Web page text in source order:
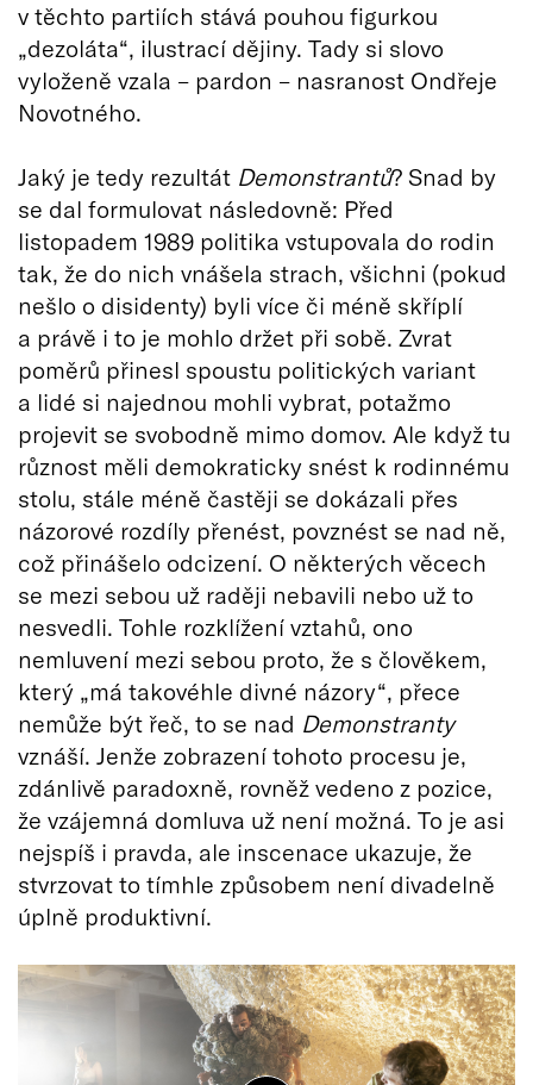
v těchto partiích stává pouhou figurkou
„dezoláta“, ilustrací dějiny. Tady si slovo
vyloženě vzala – pardon – nasranost Ondřeje
Novotného.
Jaký je tedy rezultát Demonstrantů? Snad by
se dal formulovat následovně: Před
listopadem 1989 politika vstupovala do rodin
tak, že do nich vnášela strach, všichni (pokud
nešlo o disidenty) byli více či méně skříplí
a právě i to je mohlo držet při sobě. Zvrat
poměrů přinesl spoustu politických variant
a lidé si najednou mohli vybrat, potažmo
projevit se svobodně mimo domov. Ale když tu
různost měli demokraticky snést k rodinnému
stolu, stále méně častěji se dokázali přes
názorové rozdíly přenést, povznést se nad ně,
což přinášelo odcizení. O některých věcech
se mezi sebou už raději nebavili nebo už to
nesvedli. Tohle rozklížení vztahů, ono
nemluvení mezi sebou proto, že s člověkem,
který „má takovéhle divné názory“, přece
nemůže být řeč, to se nad Demonstranty
vznáší. Jenže zobrazení tohoto procesu je,
zdánlivě paradoxně, rovněž vedeno z pozice,
že vzájemná domluva už není možná. To je asi
nejspíš i pravda, ale inscenace ukazuje, že
stvrzovat to tímhle způsobem není divadelně
úplně produktivní.